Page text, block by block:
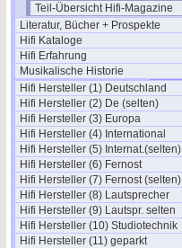
Teil-Übersicht Hifi-Magazine
Literatur, Bücher + Prospekte
Hifi Kataloge
Hifi Erfahrung
Musikalische Historie
Hifi Hersteller (1) Deutschland
Hifi Hersteller (2) De (selten)
Hifi Hersteller (3) Europa
Hifi Hersteller (4) International
Hifi Hersteller (5) Internat.(selten)
Hifi Hersteller (6) Fernost
Hifi Hersteller (7) Fernost (selten)
Hifi Hersteller (8) Lautsprecher
Hifi Hersteller (9) Lautspr. selten
Hifi Hersteller (10) Studiotechnik
Hifi Hersteller (11) geparkt